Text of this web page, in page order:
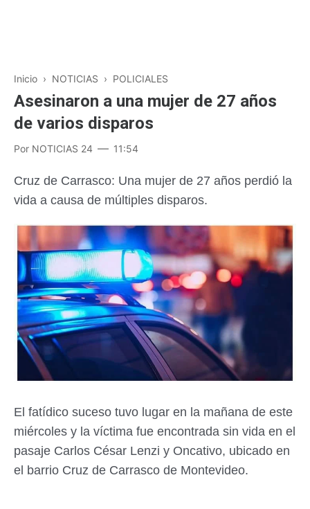
Inicio › NOTICIAS › POLICIALES
Asesinaron a una mujer de 27 años
de varios disparos
Por NOTICIAS 24 11:54
Cruz de Carrasco: Una mujer de 27 años perdió la
vida a causa de múltiples disparos.
El fatídico suceso tuvo lugar en la mañana de este
miércoles y la víctima fue encontrada sin vida en el
pasaje Carlos César Lenzi y Oncativo, ubicado en
el barrio Cruz de Carrasco de Montevideo.